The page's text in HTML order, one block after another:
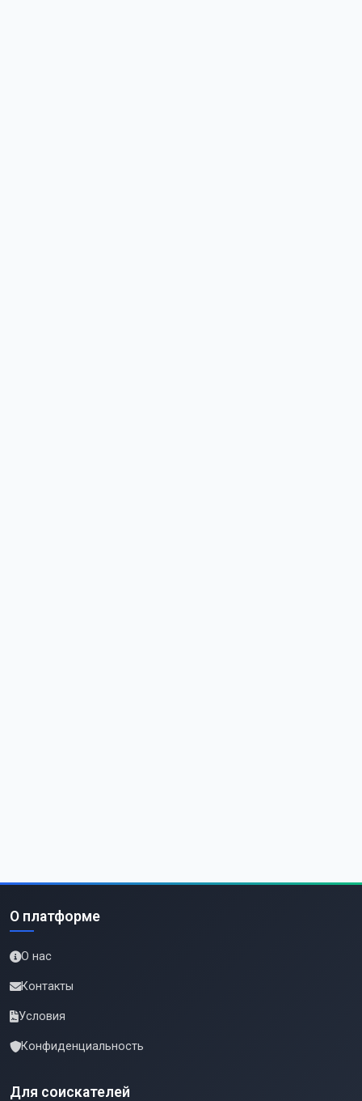
О платформе
О нас
Контакты
Условия
Конфиденциальность
Для соискателей